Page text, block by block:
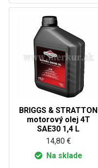
BRIGGS & STRATTON
motorový olej 4T
SAE30 1,4 L
14,80 €
Na sklade